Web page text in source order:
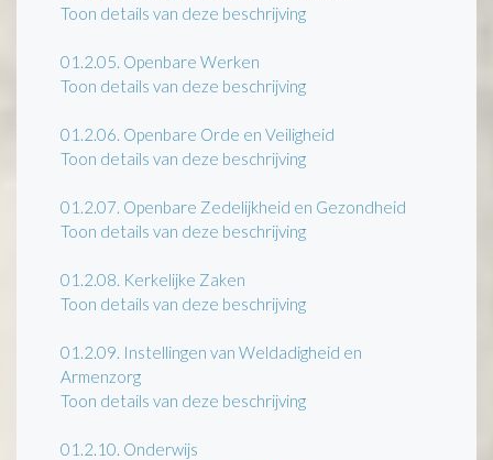
Toon details van deze beschrijving
01.2.05. Openbare Werken
Toon details van deze beschrijving
01.2.06. Openbare Orde en Veiligheid
Toon details van deze beschrijving
01.2.07. Openbare Zedelijkheid en Gezondheid
Toon details van deze beschrijving
01.2.08. Kerkelijke Zaken
Toon details van deze beschrijving
01.2.09. Instellingen van Weldadigheid en
Armenzorg
Toon details van deze beschrijving
01.2.10. Onderwijs